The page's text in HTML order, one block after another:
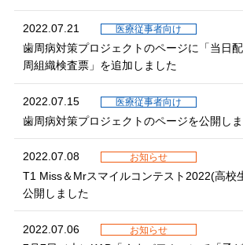
2022.07.21 医療従事者向け
歯周病対策プロジェクトのページに「当日
周組織検査票」を追加しました
2022.07.15 医療従事者向け
歯周病対策プロジェクトのページを公開し
2022.07.08 お知らせ
T1 Miss＆Mrスマイルコンテスト2022(高校
公開しました
2022.07.06 お知らせ